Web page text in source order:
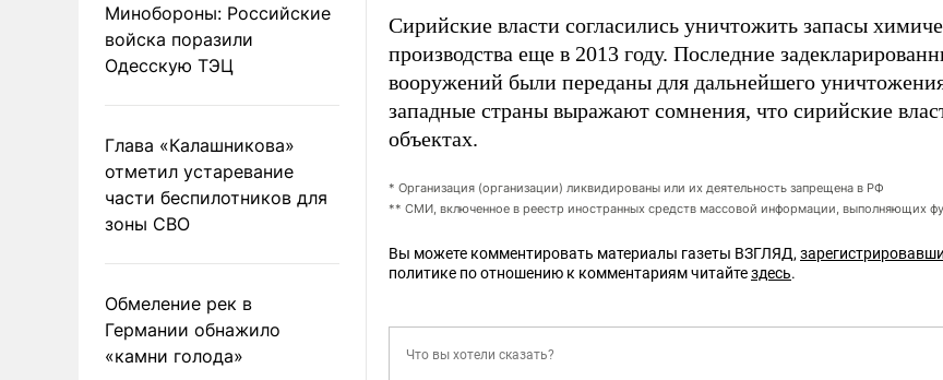
Минобороны: Российские
войска поразили
Одесскую ТЭЦ
Глава «Калашникова»
отметил устаревание
части беспилотников для
зоны СВО
Обмеление рек в
Германии обнажило
«камни голода»
Сирийские власти согласились уничтожить запасы
производства еще в 2013 году. Последние
вооружений были переданы для дальнейшего
западные страны выражают сомнения, что сирийские
объектах.
* Организация (организации) ликвидированы или их деятельность запрещена в РФ
** СМИ, включенное в реестр иностранных средств массовой информации, выполняющих
Вы можете комментировать материалы газеты ВЗГЛЯД,
политике по отношению к комментариям читайтездесь.